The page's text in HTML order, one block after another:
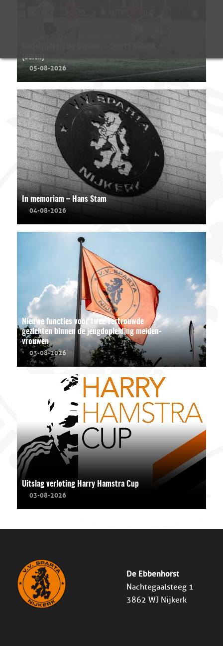
(oefen)
05-08-2026
In memoriam – Hans Stam
04-08-2026
Nieuwe functies voor twee vertrouwde
gezichten binnen de jeugdopleiding meiden-
vrouwen
03-08-2026
Uitslag verloting Harry Hamstra Cup
03-08-2026
De Ebbenhorst
Nachtegaalsteeg 1
3862 WJ Nijkerk